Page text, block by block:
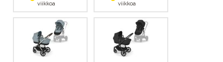
viikkoa
viikkoa